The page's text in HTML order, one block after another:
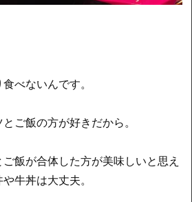
べないんです。
ご飯の方が好きだから。
飯が合体した方が美味しいと思え
牛丼は大丈夫。